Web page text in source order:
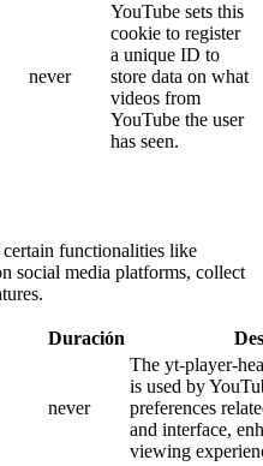
never
YouTube sets this
cookie to register
a unique ID to
store data on what
videos from
YouTube the user
has seen.
functionalities like
social media platforms, collect
Duración
never
The yt-player-
is used by
preferences
and interface,
viewing